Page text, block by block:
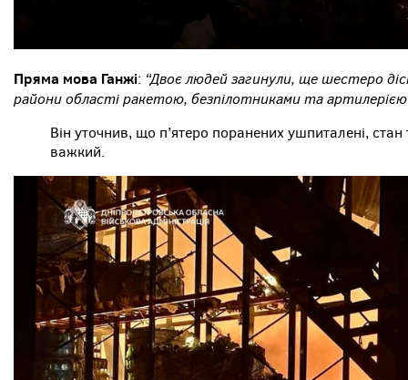
Пряма мова Ганжі: “Двоє людей загинули, ще шестеро
райони області ракетою, безпілотниками та артилерією
Він уточнив, що п’ятеро поранених ушпиталені,
важкий.